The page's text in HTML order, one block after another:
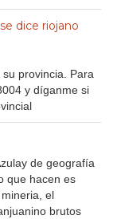
dice riojano
provincia. Para
y díganme si
de geografía
que hacen es
el
brutos